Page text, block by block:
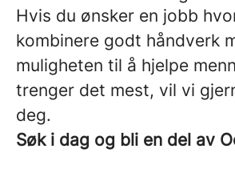
Hvis du ønsker en jobb
kombinere godt håndverk
muligheten til å hjelpe
trenger det mest, vil vi
deg.
Søk i dag og bli en del av